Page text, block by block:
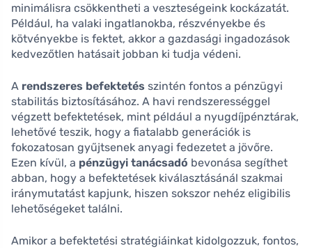
minimálisra csökkentheti a veszteségeink kockázatát.
Például, ha valaki ingatlanokba, részvényekbe és
kötvényekbe is fektet, akkor a gazdasági ingadozások
kedvezőtlen hatásait jobban ki tudja védeni.
A rendszeres befektetés szintén fontos a pénzügyi
stabilitás biztosításához. A havi rendszerességgel
végzett befektetések, mint például a nyugdíjpénztárak,
lehetővé teszik, hogy a fiatalabb generációk is
fokozatosan gyűjtsenek anyagi fedezetet a jövőre.
Ezen kívül, a pénzügyi tanácsadó bevonása segíthet
abban, hogy a befektetések kiválasztásánál szakmai
iránymutatást kapjunk, hiszen sokszor nehéz eligibilis
lehetőségeket találni.
Amikor a befektetési stratégiáinkat kidolgozzuk, fontos,